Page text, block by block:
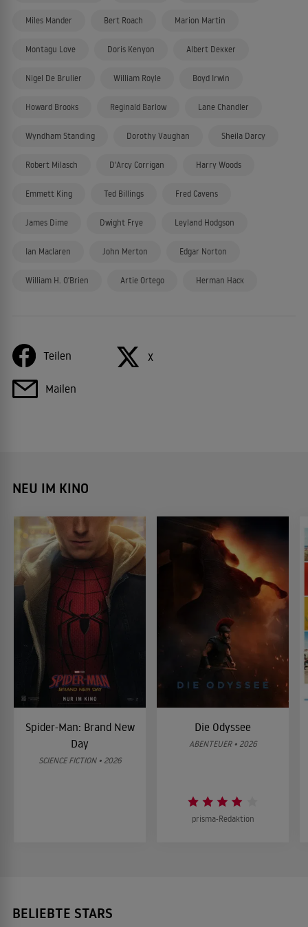
Miles Mander Bert Roach Marion Martin
Montagu Love Doris Kenyon Albert Dekker
Nigel De Brulier William Royle Boyd Irwin
Howard Brooks Reginald Barlow Lane Chandler
Wyndham Standing Dorothy Vaughan Sheila Darcy
Robert Milasch D'Arcy Corrigan Harry Woods
Emmett King Ted Billings Fred Cavens
James Dime Dwight Frye Leyland Hodgson
Ian Maclaren John Merton Edgar Norton
William H. O'Brien Artie Ortego Herman Hack
Teilen X
Mailen
NEU IM KINO
Spider-Man: Brand New
Day
SCIENCE FICTION • 2026
Die Odyssee
ABENTEUER • 2026
prisma-Redaktion
BELIEBTE STARS